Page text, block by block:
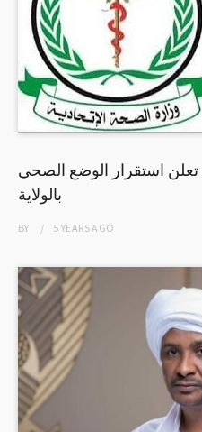
استقرار الوضع الصحي
بالولاية
BY 5 YEARSAGO